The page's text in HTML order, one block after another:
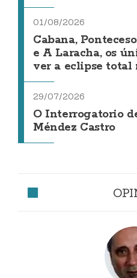
01/08/2026
Cabana,
e A Laracha, os
ver a eclipse total
29/07/2026
O Interrogatorio
Méndez Castro